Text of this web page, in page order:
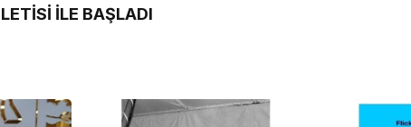
İLE BAŞLADI